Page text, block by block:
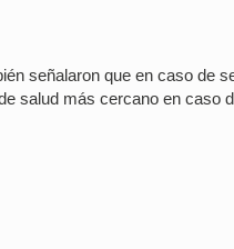
señalaron que en caso de
salud más cercano en caso